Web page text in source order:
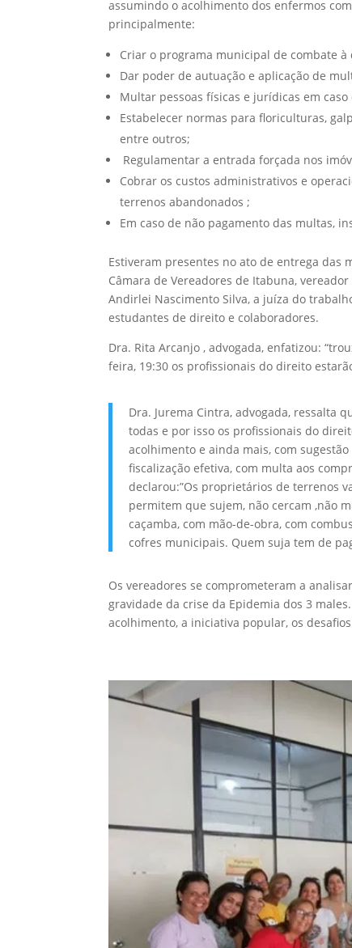
assumindo o acolhimento dos enfermos
principalmente:
Criar o programa municipal de combate à
Dar poder de autuação e aplicação de
Multar pessoas físicas e jurídicas em
Estabelecer normas para floriculturas,
entre outros;
Regulamentar a entrada forçada nos
Cobrar os custos administrativos e
terrenos abandonados ;
Em caso de não pagamento das multas,
Estiveram presentes no ato de entrega das
Câmara de Vereadores de Itabuna,
Andirlei Nascimento Silva, a juíza do
estudantes de direito e colaboradores.
Dra. Rita Arcanjo , advogada, enfatizou:
feira, 19:30 os profissionais do direito
Dra. Jurema Cintra, advogada, ressalta
todas e por isso os profissionais do
acolhimento e ainda mais, com
fiscalização efetiva, com multa aos
declarou:”Os proprietários de terrenos
permitem que sujem, não cercam ,não
caçamba, com mão-de-obra, com
cofres municipais. Quem suja tem de
Os vereadores se comprometeram a
gravidade da crise da Epidemia dos 3
acolhimento, a iniciativa popular, os